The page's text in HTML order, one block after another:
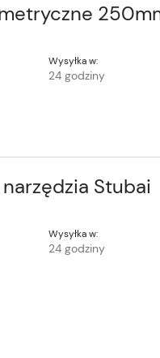
Wysyłka w:
24 godziny
Stubai
Wysyłka w:
24 godziny